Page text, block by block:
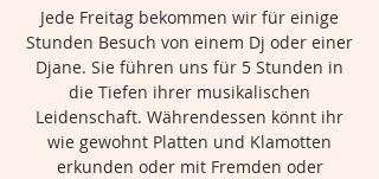
Jede Freitag bekommen wir für einige
Stunden Besuch von einem Dj oder einer
Djane. Sie führen uns für 5 Stunden in
die Tiefen ihrer musikalischen
Leidenschaft. Währendessen könnt ihr
wie gewohnt Platten und Klamotten
erkunden oder mit Fremden oder